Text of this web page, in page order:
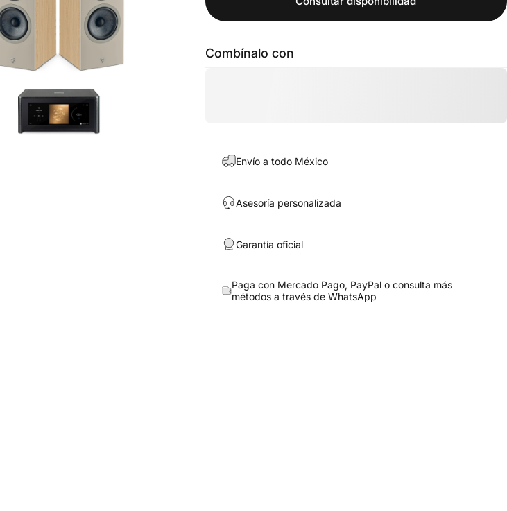
Combínalo con
Envío a todo México
Asesoría personalizada
Garantía oficial
Paga con Mercado Pago, PayPal o consulta más
métodos a través de WhatsApp